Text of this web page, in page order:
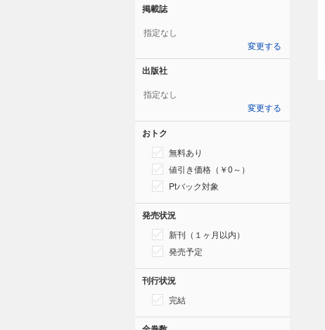
掲載誌
指定なし
変更する
出版社
指定なし
変更する
おトク
無料あり
値引き価格（￥0～）
Ptバック対象
発売状況
新刊（１ヶ月以内）
発売予定
刊行状況
完結